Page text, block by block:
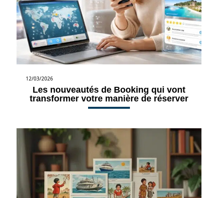
12/03/2026
Les nouveautés de Booking qui vont
transformer votre manière de réserver